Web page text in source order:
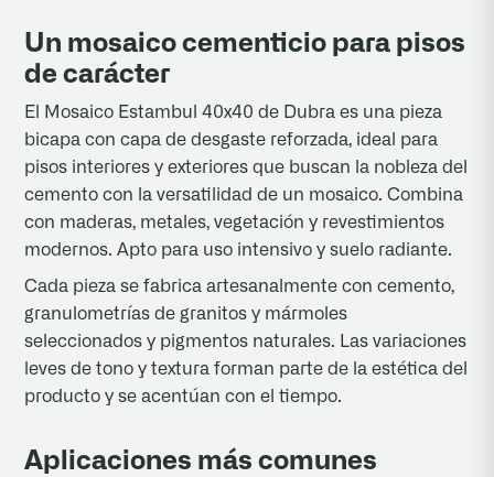
Un mosaico cementicio para pisos
de carácter
El Mosaico Estambul 40x40 de Dubra es una pieza
bicapa con capa de desgaste reforzada, ideal para
pisos interiores y exteriores que buscan la nobleza del
cemento con la versatilidad de un mosaico. Combina
con maderas, metales, vegetación y revestimientos
modernos. Apto para uso intensivo y suelo radiante.
Cada pieza se fabrica artesanalmente con cemento,
granulometrías de granitos y mármoles
seleccionados y pigmentos naturales. Las variaciones
leves de tono y textura forman parte de la estética del
producto y se acentúan con el tiempo.
Aplicaciones más comunes